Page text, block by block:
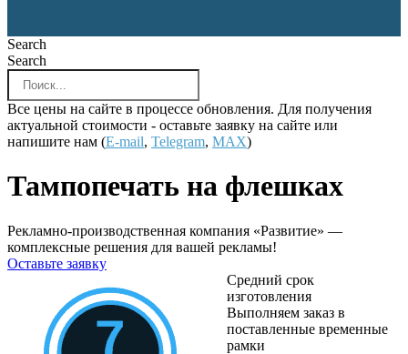
Search
Search
Все цены на сайте в процессе обновления. Для получения
актуальной стоимости - оставьте заявку на сайте или
напишите нам (E-mail, Telegram, MAX)
Тампопечать на флешках
Рекламно-производственная компания «Развитие» —
комплексные решения для вашей рекламы!
Оставьте заявку
Средний срок
изготовления
Выполняем заказ в
поставленные временные
рамки